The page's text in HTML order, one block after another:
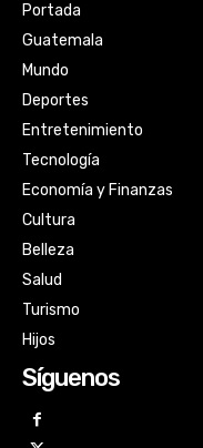
Portada
Guatemala
Mundo
Deportes
Entretenimiento
Tecnología
Economía y Finanzas
Cultura
Belleza
Salud
Turismo
Hijos
Síguenos